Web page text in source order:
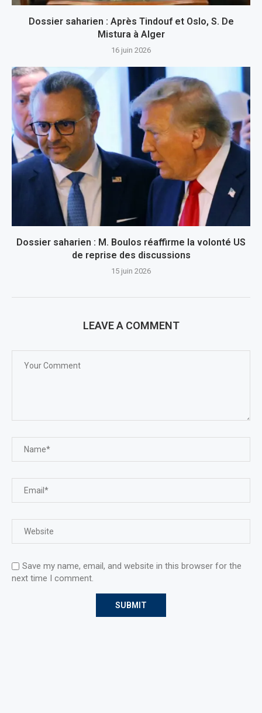
Dossier saharien : Après Tindouf et Oslo, S. De
Mistura à Alger
16 juin 2026
Dossier saharien : M. Boulos réaffirme la volonté US
de reprise des discussions
15 juin 2026
LEAVE A COMMENT
Save my name, email, and website in this browser for the
next time I comment.